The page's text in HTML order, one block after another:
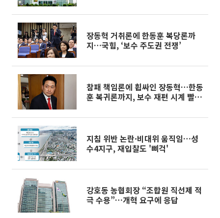
장동혁 거취론에 한동훈 복당론까
지…국힘, ‘보수 주도권 전쟁’
참패 책임론에 휩싸인 장동혁…한동
훈 복귀론까지, 보수 재편 시계 빨라
지침 위반 논란·비대위 움직임…성
수4지구, 재입찰도 '삐걱'
강호동 농협회장 “조합원 직선제 적
극 수용”…개혁 요구에 응답